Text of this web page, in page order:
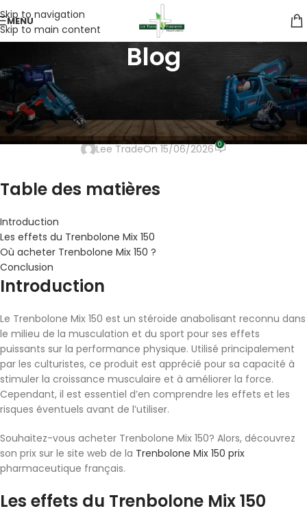
Skip to navigation
Skip to main content
MENU
Blog
Effets du Trenbolone Mix 150 :
Tout ce que vous devez savoir
Lee TradeOn 15/06/2026 0
Table des matières
Introduction
Les effets du Trenbolone Mix 150
Où acheter Trenbolone Mix 150 ?
Conclusion
Introduction
Le Trenbolone Mix 150 est un stéroïde anabolisant reconnu dans
le milieu de la musculation et du sport pour ses effets
puissants sur la performance physique. Utilisé principalement
par les culturistes, ce produit est apprécié pour sa capacité à
stimuler la croissance musculaire et à améliorer la force.
Cependant, il est essentiel d’en comprendre les effets et les
risques éventuels avant de l’utiliser.
Souhaitez-vous acheter Trenbolone Mix 150? Alors, découvrez
son prix sur le site web de la Trenbolone Mix 150 prix
pharmaceutique français.
Les effets du Trenbolone Mix 150